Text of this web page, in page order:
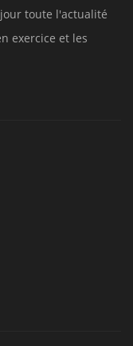
toute l'actualité
exercice et les